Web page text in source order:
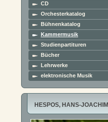
CD
Orchesterkatalog
Bühnenkatalog
Kammermusik
Studienpartituren
Bücher
Lehrwerke
elektronische Musik
HESPOS, HANS-JOACHIM